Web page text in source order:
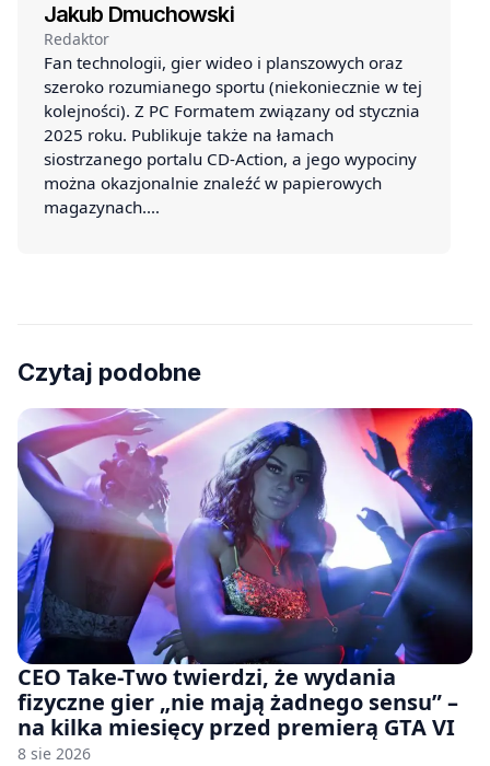
Jakub Dmuchowski
Redaktor
Fan technologii, gier wideo i planszowych oraz
szeroko rozumianego sportu (niekoniecznie w tej
kolejności). Z PC Formatem związany od stycznia
2025 roku. Publikuje także na łamach
siostrzanego portalu CD-Action, a jego wypociny
można okazjonalnie znaleźć w papierowych
magazynach.…
Czytaj podobne
CEO Take-Two twierdzi, że wydania
fizyczne gier „nie mają żadnego sensu” –
na kilka miesięcy przed premierą GTA VI
8 sie 2026